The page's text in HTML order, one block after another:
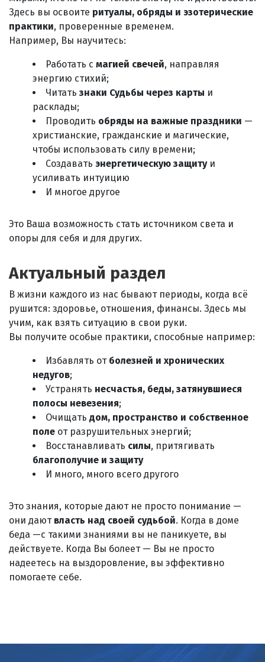
Здесь вы освоите ритуалы, обряды и эзотерические
практики, проверенные временем.
Например, Вы научитесь:
Работать с магией свечей, направляя
энергию стихий;
Читатьзнаки Судьбы через карты и
расклады;
Проводить обряды на важные праздники —
христианские, гражданские и магические,
чтобы использовать силу времени;
Создавать энергетическую защитуи
усиливать интуицию
И многое другое
Это Ваша возможность стать источником света и
опоры для себя и для других.
Актуальный раздел
В жизни каждого из нас бывают периоды, когда всё
рушится: здоровье, отношения, финансы. Здесь мы
учим, как взять ситуацию в свои руки.
Вы получите особые практики, способные например:
Избавлять от болезней и хронических
недугов;
Устранять несчастья, беды, затянувшиеся
полосы невезения;
Очищать дом, пространство и собственное
поле от разрушительных энергий;
Восстанавливать силы, притягивать
благополучие и защиту
И много, много всего другого
Это знания, которые дают не просто понимание —
они дают власть над своей судьбой. Когда в доме
беда —с такими знаниями вы не паникуете, вы
действуете. Когда Вы болеет — Вы не просто
надеетесь на выздоровление, вы эффективно
помогаете себе.